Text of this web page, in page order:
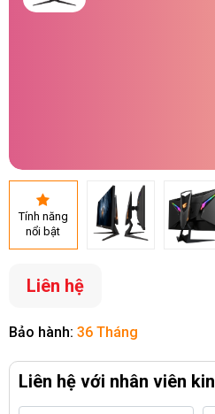
Tính năng
nổi bật
Liên hệ
Bảo hành: 36 Tháng
Liên hệ với nhân viên